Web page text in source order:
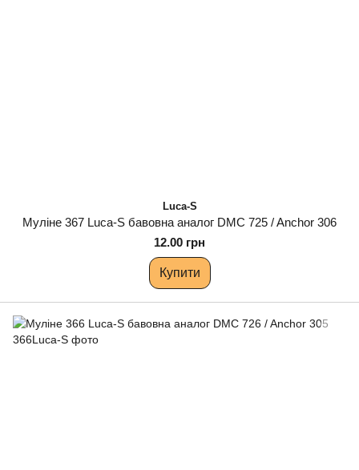
Luca-S
Муліне 367 Luca-S бавовна аналог DMC 725 / Anchor 306
12.00 грн
Купити